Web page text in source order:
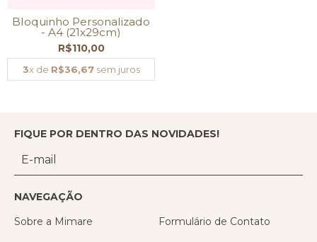
Bloquinho Personalizado
- A4 (21x29cm)
R$110,00
3x de R$36,67sem juros
FIQUE POR DENTRO DAS NOVIDADES!
NAVEGAÇÃO
Sobre a Mimare
Formulário de Contato